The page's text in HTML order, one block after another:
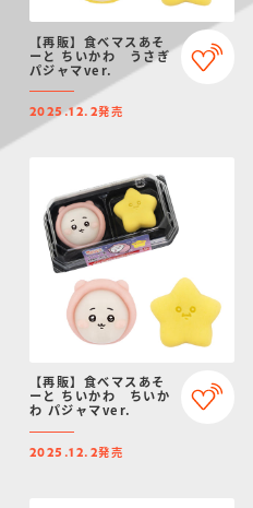
【再販】食べマスあそ
ーと ちいかわ うさぎ
パジャマver.
2025.12.2発売
【再販】食べマスあそ
ーと ちいかわ ちいか
わ パジャマver.
2025.12.2発売